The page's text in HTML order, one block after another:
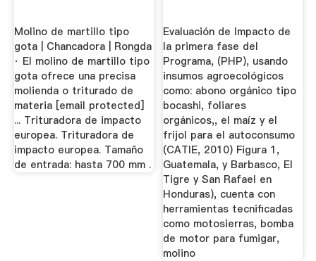
Molino de martillo tipo
gota | Chancadora | Rongda
· El molino de martillo tipo
gota ofrece una precisa
molienda o triturado de
materia [email protected]
... Trituradora de impacto
europea. Trituradora de
impacto europea. Tamaño
de entrada: hasta 700 mm .
Evaluación de Impacto de
la primera fase del
Programa, (PHP), usando
insumos agroecológicos
como: abono orgánico tipo
bocashi, foliares
orgánicos,, el maíz y el
frijol para el autoconsumo
(CATIE, 2010) Figura 1,
Guatemala, y Barbasco, El
Tigre y San Rafael en
Honduras), cuenta con
herramientas tecnificadas
como motosierras, bomba
de motor para fumigar,
molino